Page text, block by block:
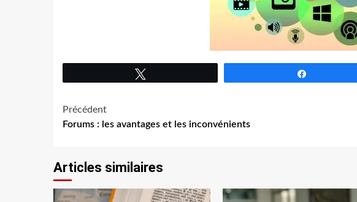
Navigation
Précédent
Forums : les avantages et les inconvénients
Articles similaires